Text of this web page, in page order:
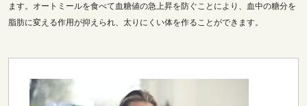
ます。オートミールを食べて血糖値の急上昇を防ぐことにより、血中の糖分を
脂肪に変える作用が抑えられ、太りにくい体を作ることができます。